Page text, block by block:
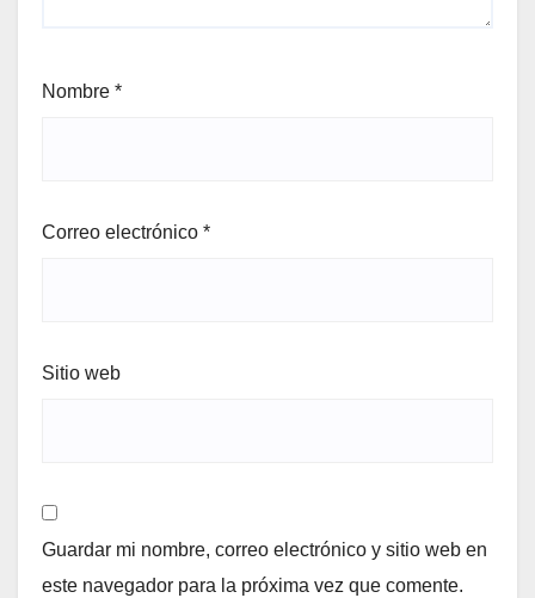
Nombre *
Correo electrónico *
Sitio web
Guardar mi nombre, correo electrónico y sitio web en
este navegador para la próxima vez que comente.